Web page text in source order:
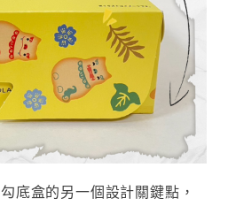
底盒的另一個設計關鍵點，